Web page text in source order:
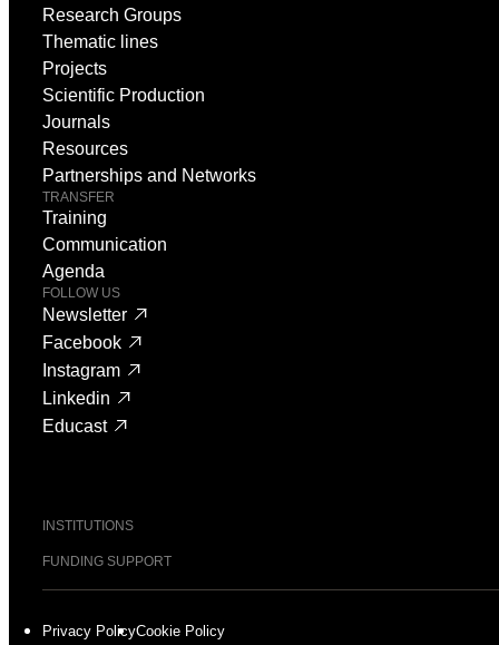
Research Groups
Thematic lines
Projects
Scientific Production
Journals
Resources
Partnerships and Networks
TRANSFER
Training
Communication
Agenda
FOLLOW US
Newsletter
Facebook
Instagram
Linkedin
Educast
INSTITUTIONS
FUNDING SUPPORT
Privacy PolicyCookie Policy